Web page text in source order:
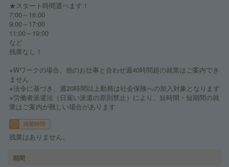
★スタート時間選べます！
7:00～16:00
9:00～17:00
11:00～19:00
など
残業なし！
※Wワークの場合、他のお仕事と合わせ週40時間超の就業はご案内でき
ません
※法令に基づき、週20時間以上勤務は社会保険への加入対象となります
※労働者派遣法（日雇い派遣の原則禁止）により、短時間・短期間の就
業はご案内が難しい場合があります
残業時間
残業はありません。
期間